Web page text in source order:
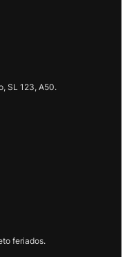
SL 123, A50.
feriados.